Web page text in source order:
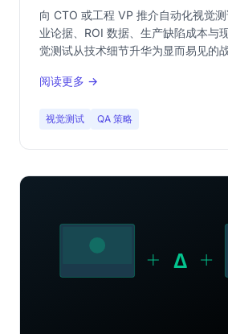
向 CTO 或工程 VP 推介自动化视觉
业论据、ROI 数据、生产缺陷成本与
觉测试从技术细节升华为显而易见的
阅读更多 →
视觉测试 QA 策略